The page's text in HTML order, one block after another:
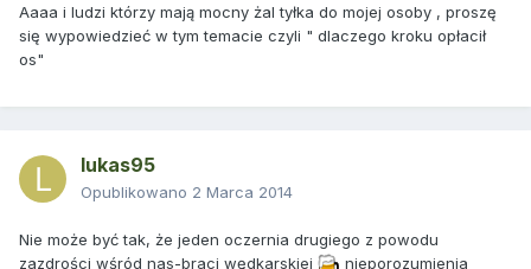
Aaaa i ludzi którzy mają mocny żal tyłka do mojej osoby , proszę
się wypowiedzieć w tym temacie czyli " dlaczego kroku opłacił
os"
lukas95
Opublikowano 2 Marca 2014
Nie może być tak, że jeden oczernia drugiego z powodu
zazdrości wśród nas-braci wędkarskiej
nieporozumienia